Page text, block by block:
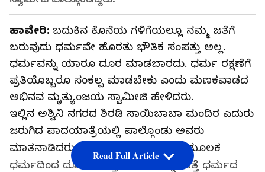
ಹಾವೇರಿ: ಬದುಕಿನ ಕೊನೆಯ ಗಳಿಗೆಯಲ್ಲೂ ನಮ್ಮ ಜತೆಗೆ
ಬರುವುದು ಧರ್ಮವೇ ಹೊರತು ಭೌತಿಕ ಸಂಪತ್ತು ಅಲ್ಲ.
ಧರ್ಮವನ್ನು ಯಾರೂ ದೂರ ಮಾಡಬಾರದು. ಧರ್ಮ ರಕ್ಷಣೆಗೆ
ಪ್ರತಿಯೊಬ್ಬರೂ ಸಂಕಲ್ಪ ಮಾಡಬೇಕು ಎಂದು ಮಣಕವಾಡದ
ಅಭಿನವ ಮೃತ್ಯುಂಜಯ ಸ್ವಾಮೀಜಿ ಹೇಳಿದರು.
ಇಲ್ಲಿನ ಅಶ್ವಿನಿ ನಗರದ ಶಿರಡಿ ಸಾಯಿಬಾಬಾ ಮಂದಿರ ಎದುರು
ಜರುಗಿದ ಪಾದಯಾತ್ರೆಯಲ್ಲಿ ಪಾಲ್ಗೊಂಡು ಅವರು
ಮಾತನಾಡಿದರು. ಧರ್ಮ ದರ್ಶನ ಮಾಡುವ ಮೂಲಕ
ಧರ್ಮದಿಂದ ದೂರವಾಗುತ್ತಿರುವ ಜನರನ್ನು ಮತ್ತೆ ಧರ್ಮದ
Read Full Article